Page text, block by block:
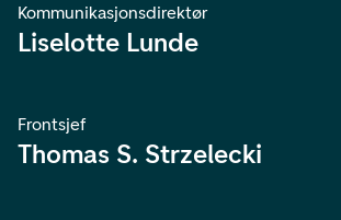
Kommunikasjonsdirektør
Liselotte Lunde
Frontsjef
Thomas S. Strzelecki